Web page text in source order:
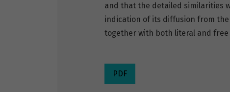
and that the detailed similarities
indication of its diffusion from the
together with both literal and
PDF